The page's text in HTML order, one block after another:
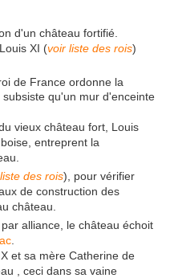
d'un château fortifié.
XI (voir liste des rois)
de France ordonne la
qu'un mur d'enceinte
vieux château fort, Louis
entreprent la
des rois), pour vérifier
de construction des
château.
alliance, le château échoit
et sa mère Catherine de
, ceci dans sa vaine